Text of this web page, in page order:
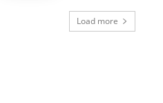
Load more